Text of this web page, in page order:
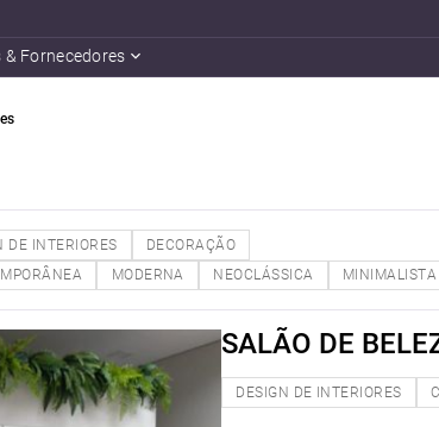
Fornecedores
DE INTERIORES DECORAÇÃO
MODERNA NEOCLÁSSICA MINIMALISTA
SALÃO DE
DESIGN DE INTERIORES